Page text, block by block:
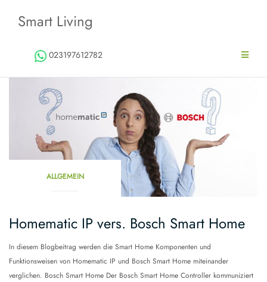
Smart Living
023197612782
ALLGEMEIN
Homematic IP vers. Bosch Smart Home
In diesem Blogbeitrag werden die Smart Home Komponenten und
Funktionsweisen von Homematic IP und Bosch Smart Home miteinander
verglichen. Bosch Smart Home Der Bosch Smart Home Controller kommuniziert